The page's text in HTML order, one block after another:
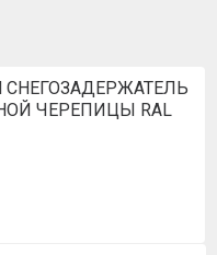
СНЕГОЗАДЕРЖАТЕЛЬ
ЧЕРЕПИЦЫ RAL